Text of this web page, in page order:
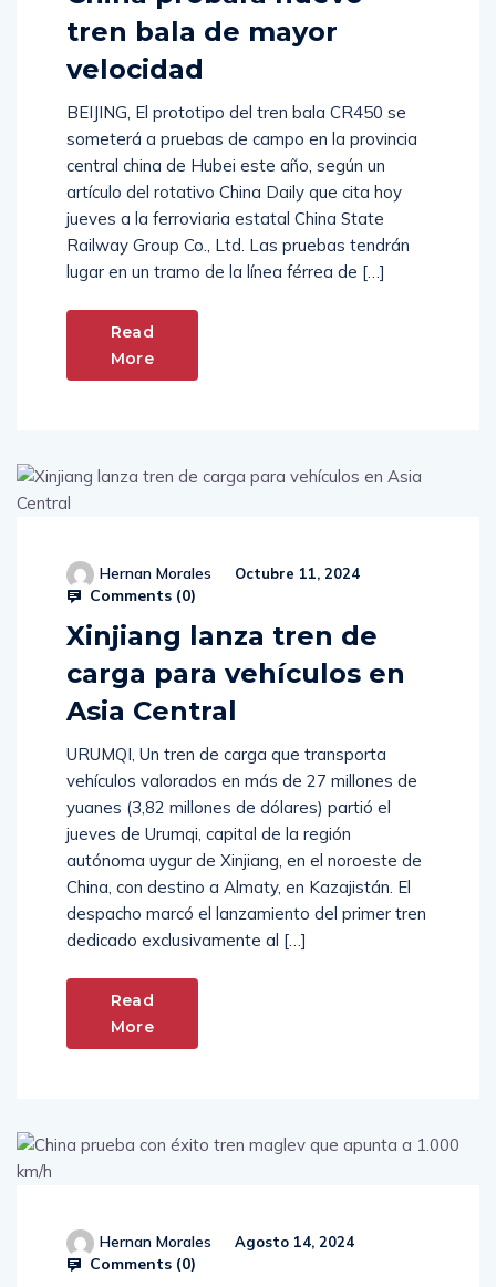
tren bala de mayor
velocidad
BEIJING, El prototipo del tren bala CR450 se
someterá a pruebas de campo en la provincia
central china de Hubei este año, según un
artículo del rotativo China Daily que cita hoy
jueves a la ferroviaria estatal China State
Railway Group Co., Ltd. Las pruebas tendrán
lugar en un tramo de la línea férrea de […]
Read
More
Hernan Morales Octubre 11, 2024
Comments (0)
Xinjiang lanza tren de
carga para vehículos en
Asia Central
URUMQI, Un tren de carga que transporta
vehículos valorados en más de 27 millones de
yuanes (3,82 millones de dólares) partió el
jueves de Urumqi, capital de la región
autónoma uygur de Xinjiang, en el noroeste de
China, con destino a Almaty, en Kazajistán. El
despacho marcó el lanzamiento del primer tren
dedicado exclusivamente al […]
Read
More
Hernan Morales Agosto 14, 2024
Comments (0)